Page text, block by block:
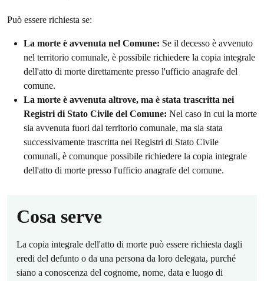
Può essere richiesta se:
La morte è avvenuta nel Comune: Se il decesso è avvenuto
nel territorio comunale, è possibile richiedere la copia integrale
dell'atto di morte direttamente presso l'ufficio anagrafe del
comune.
La morte è avvenuta altrove, ma è stata trascritta nei
Registri di Stato Civile del Comune: Nel caso in cui la morte
sia avvenuta fuori dal territorio comunale, ma sia stata
successivamente trascritta nei Registri di Stato Civile
comunali, è comunque possibile richiedere la copia integrale
dell'atto di morte presso l'ufficio anagrafe del comune.
Cosa serve
La copia integrale dell'atto di morte può essere richiesta dagli
eredi del defunto o da una persona da loro delegata, purché
siano a conoscenza del cognome, nome, data e luogo di